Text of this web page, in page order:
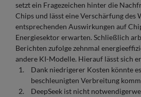
setzt ein Fragezeichen hinter die
Chips und lässt eine Verschärfung des
entsprechenden Auswirkungen auf
Energiesektor erwarten. Schließlich
Berichten zufolge zehnmal
andere KI-Modelle. Hierauf lässt sich
Dank niedrigerer Kosten könnte
beschleunigten Verbreitung
DeepSeek ist nicht